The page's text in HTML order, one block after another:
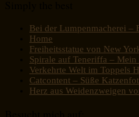
Bei der Lumpenmacherei –
Home
Freiheitsstatue von New
Spirale auf Teneriffa –
Verkehrte Welt im Toppels
Catcontent – Süße
Herz aus Weidenzweigen